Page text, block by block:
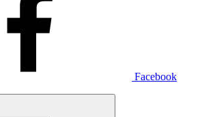
Facebook